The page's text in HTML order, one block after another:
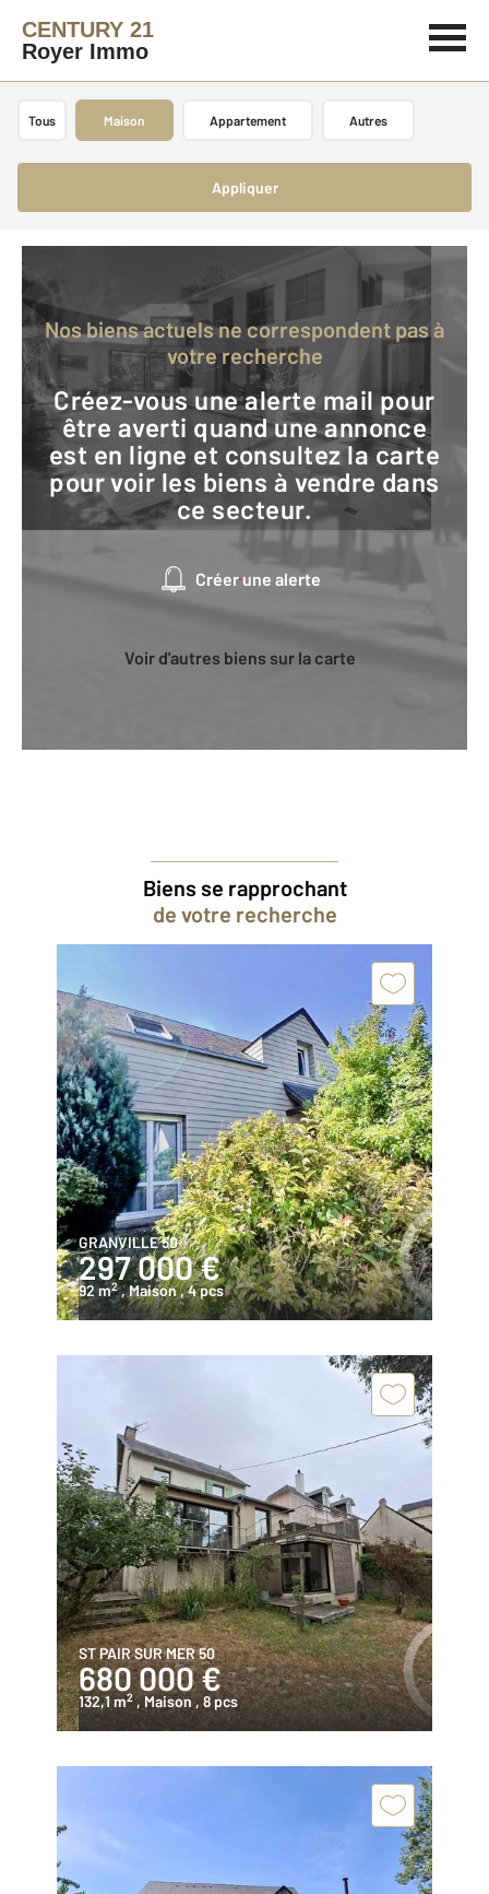
CENTURY 21
Royer Immo
Tous Maison Appartement Autres
Appliquer
Nos biens actuels ne correspondent pas à
votre recherche
Créez-vous une alerte mail pour
être averti quand une annonce
est en ligne et consultez la carte
pour voir les biens à vendre dans
ce secteur.
Créer une alerte
Voir d'autres biens sur la carte
Biens se rapprochant
de votre recherche
GRANVILLE 50
297 000 €
92 m2 , Maison, 4 pcs
ST PAIR SUR MER 50
680 000 €
132,1 m2 , Maison, 8 pcs